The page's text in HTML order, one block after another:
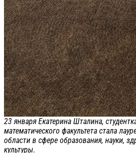
23 января Екатерина Шталина,
математического факультета стала
области в сфере образования, науки,
культуры.